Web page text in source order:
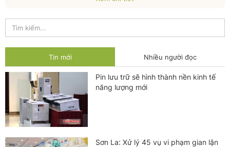
Tin mới Nhiều người đọc
Pin lưu trữ sẽ hình thành nền kinh tế
năng lượng mới
Sơn La: Xử lý 45 vụ vi phạm gian lận